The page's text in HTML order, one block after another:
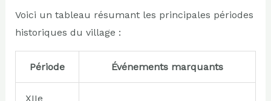
Voici un tableau résumant les principales périodes
historiques du village :
Période Événements marquants
XIIe